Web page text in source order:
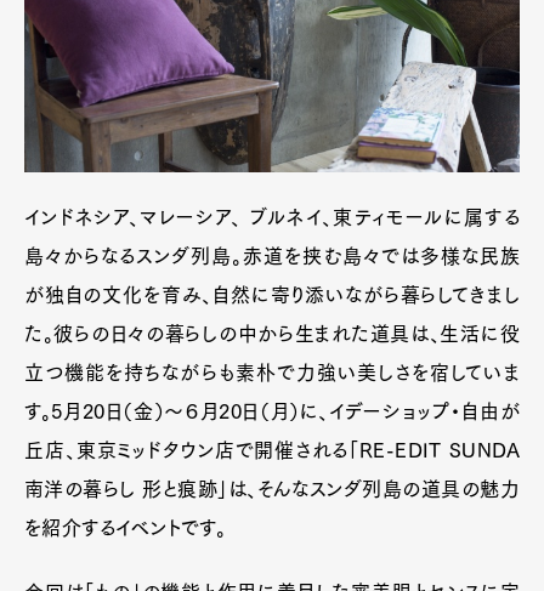
インドネシア、マレーシア、 ブルネイ、東ティモールに属する
島々からなるスンダ列島。赤道を挟む島々では多様な民族
が独自の文化を育み、自然に寄り添いながら暮らしてきまし
た。彼らの日々の暮らしの中から生まれた道具は、生活に役
立つ機能を持ちながらも素朴で力強い美しさを宿していま
す。5月20日（金）～６月20日（月）に、イデーショップ・自由が
丘店、東京ミッドタウン店で開催される「RE-EDIT SUNDA
南洋の暮らし 形と痕跡」は、そんなスンダ列島の道具の魅力
を紹介するイベントです。